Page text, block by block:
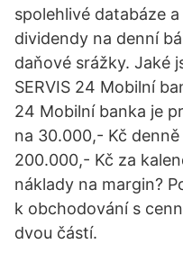
spolehlivé databáze
dividendy na denní
daňové srážky. Jaké
SERVIS 24 Mobilní
24 Mobilní banka je
na 30.000,- Kč
200.000,- Kč za
náklady na margin?
k obchodování s
dvou částí.